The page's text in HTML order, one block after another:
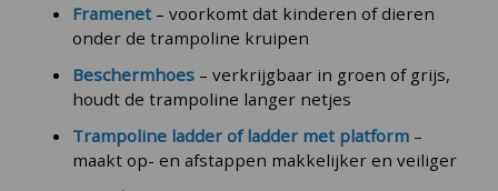
Framenet – voorkomt dat kinderen of dieren
onder de trampoline kruipen
Beschermhoes – verkrijgbaar in groen of grijs,
houdt de trampoline langer netjes
Trampoline ladder of ladder met platform –
maakt op- en afstappen makkelijker en veiliger